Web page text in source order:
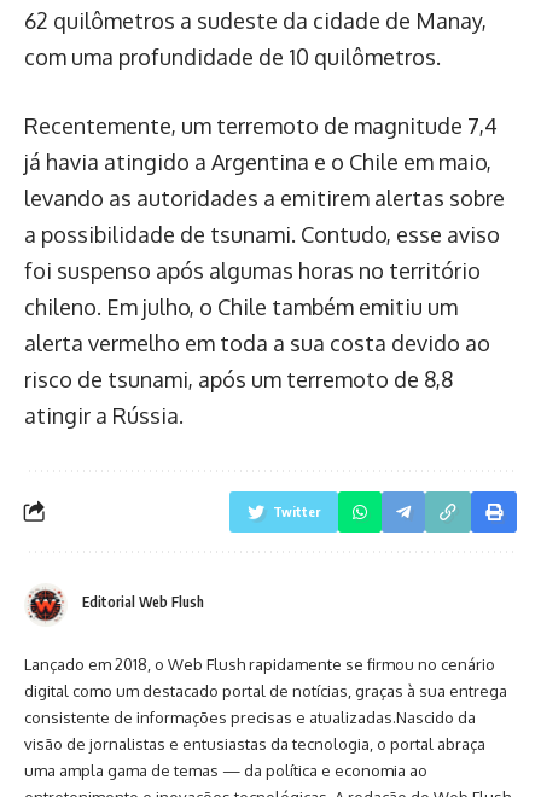
62 quilômetros a sudeste da cidade de Manay,
com uma profundidade de 10 quilômetros.
Recentemente, um terremoto de magnitude 7,4
já havia atingido a Argentina e o Chile em maio,
levando as autoridades a emitirem alertas sobre
a possibilidade de tsunami. Contudo, esse aviso
foi suspenso após algumas horas no território
chileno. Em julho, o Chile também emitiu um
alerta vermelho em toda a sua costa devido ao
risco de tsunami, após um terremoto de 8,8
atingir a Rússia.
Twitter
Editorial Web Flush
Lançado em 2018, o Web Flush rapidamente se firmou no cenário
digital como um destacado portal de notícias, graças à sua entrega
consistente de informações precisas e atualizadas.Nascido da
visão de jornalistas e entusiastas da tecnologia, o portal abraça
uma ampla gama de temas — da política e economia ao